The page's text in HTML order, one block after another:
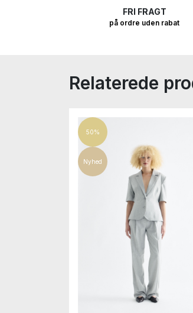
FRI FRAGT
på ordre uden rabat
Relaterede
50%
Nyhed